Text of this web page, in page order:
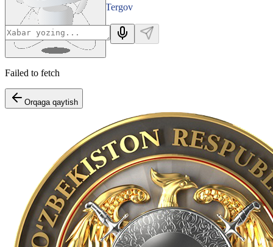
Tergov
Departamenti
Failed to fetch
Orqaga qaytish